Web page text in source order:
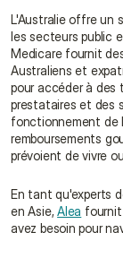
L'Australie offre un
les secteurs public
Medicare fournit
Australiens et
pour accéder à des
prestataires et des
fonctionnement de
remboursements
prévoient de vivre
En tant qu'experts
en Asie, Alea
avez besoin pour